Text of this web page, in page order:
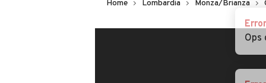
Monza/BrianzaError
Ops